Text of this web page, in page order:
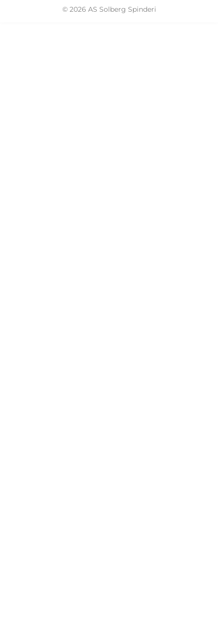
© 2026 AS Solberg Spinderi